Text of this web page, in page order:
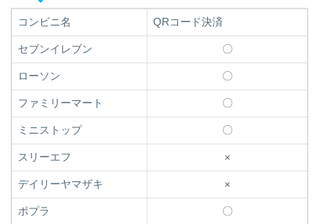
コンビニ名 QRコード決済
セブンイレブン 〇
ローソン 〇
ファミリーマート 〇
ミニストップ 〇
スリーエフ ×
デイリーヤマザキ ×
ポプラ 〇